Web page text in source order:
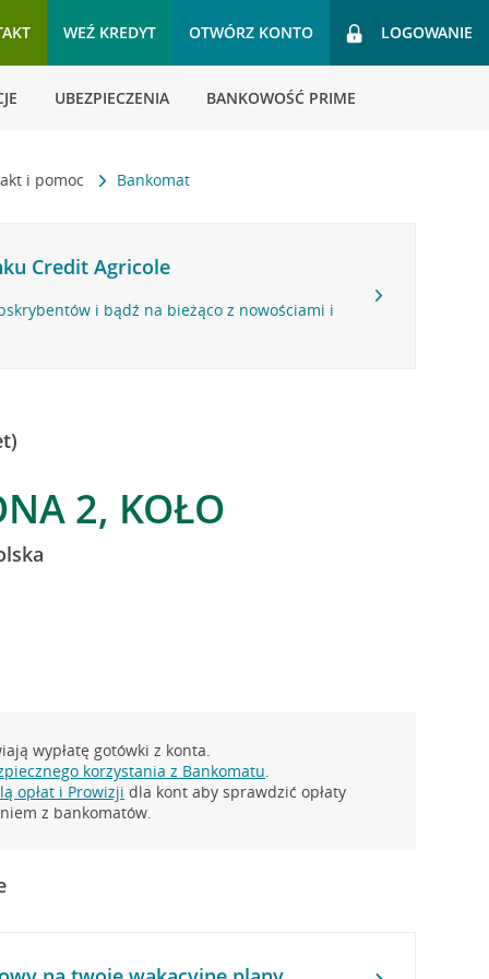
WEŹ KREDYT OTWÓRZ KONTO LOGOWANIE
UBEZPIECZENIA BANKOWOŚĆ PRIME
i pomoc Bankomat
Credit Agricole
i bądź na bieżąco z nowościami i
2, KOŁO
wypłatę gotówki z konta.
korzystania z Bankomatu.
opłat i Prowizji dla kont aby sprawdzić opłaty
z bankomatów.